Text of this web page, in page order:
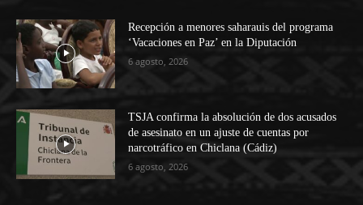
Recepción a menores saharauis del programa
‘Vacaciones en Paz’ en la Diputación
6 agosto, 2026
TSJA confirma la absolución de dos acusados
de asesinato en un ajuste de cuentas por
narcotráfico en Chiclana (Cádiz)
6 agosto, 2026